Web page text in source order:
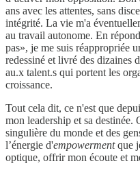
ans avec les attentes, sans
intégrité. La vie m'a
au travail autonome. En
pas», je me suis réappropriée
redessiné et livré des dizaines
au.x talent.s qui portent les
croissance.
Tout cela dit, ce n'est que
mon leadership et sa destinée.
singulière du monde et des
l’énergie d'empowermentque
optique, offrir mon écoute et